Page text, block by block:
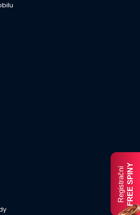
RegistračníFREE SPINY